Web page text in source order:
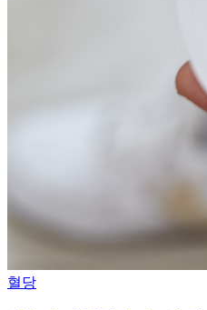
혈당